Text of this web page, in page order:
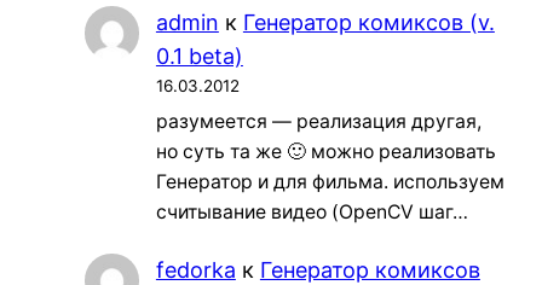
admin к Генератор комиксов (v.
0.1 beta)
16.03.2012
разумеется — реализация другая,
но суть та же 🙂 можно реализовать
Генератор и для фильма. используем
считывание видео (OpenCV шаг…
fedorka к Генератор комиксов